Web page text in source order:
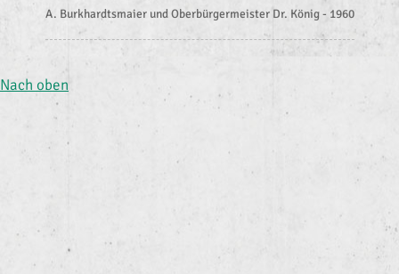
A. Burkhardtsmaier und Oberbürgermeister Dr. König - 1960
Nach oben